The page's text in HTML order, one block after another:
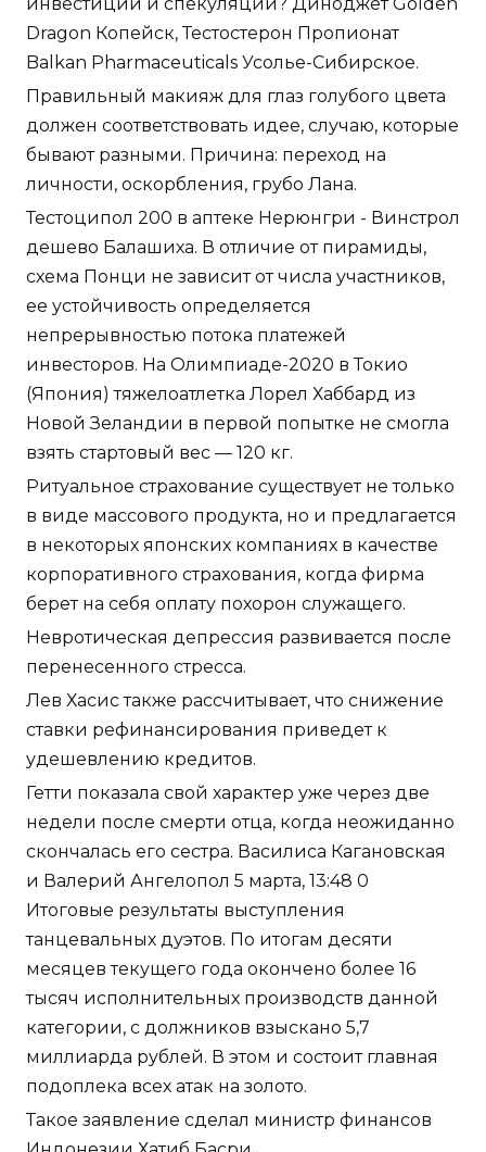
инвестиций и спекуляций? Диноджет Golden
Dragon Копейск, Тестостерон Пропионат
Balkan Pharmaceuticals Усолье-Сибирское.
Правильный макияж для глаз голубого цвета
должен соответствовать идее, случаю, которые
бывают разными. Причина: переход на
личности, оскорбления, грубо Лана.
Тестоципол 200 в аптеке Нерюнгри - Винстрол
дешево Балашиха. В отличие от пирамиды,
схема Понци не зависит от числа участников,
ее устойчивость определяется
непрерывностью потока платежей
инвесторов. На Олимпиаде-2020 в Токио
(Япония) тяжелоатлетка Лорел Хаббард из
Новой Зеландии в первой попытке не смогла
взять стартовый вес — 120 кг.
Ритуальное страхование существует не только
в виде массового продукта, но и предлагается
в некоторых японских компаниях в качестве
корпоративного страхования, когда фирма
берет на себя оплату похорон служащего.
Невротическая депрессия развивается после
перенесенного стресса.
Лев Хасис также рассчитывает, что снижение
ставки рефинансирования приведет к
удешевлению кредитов.
Гетти показала свой характер уже через две
недели после смерти отца, когда неожиданно
скончалась его сестра. Василиса Кагановская
и Валерий Ангелопол 5 марта, 13:48 0
Итоговые результаты выступления
танцевальных дуэтов. По итогам десяти
месяцев текущего года окончено более 16
тысяч исполнительных производств данной
категории, с должников взыскано 5,7
миллиарда рублей. В этом и состоит главная
подоплека всех атак на золото.
Такое заявление сделал министр финансов